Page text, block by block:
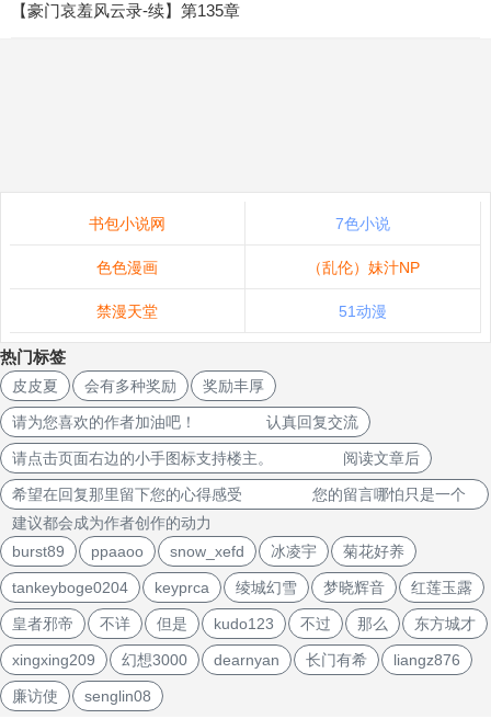
【豪门哀羞风云录-续】第135章
书包小说网 7色小说
色色漫画 （乱伦）妹汁NP
禁漫天堂 51动漫
热门标签
皮皮夏 会有多种奖励 奖励丰厚
请为您喜欢的作者加油吧！ 认真回复交流
请点击页面右边的小手图标支持楼主。 阅读文章后
希望在回复那里留下您的心得感受 您的留言哪怕只是一个
建议都会成为作者创作的动力
burst89
ppaaoo snow_xefd 冰凌宇 菊花好养
tankeyboge0204 keyprca 绫城幻雪 梦晓辉音 红莲玉露
皇者邪帝 不详 但是 kudo123 不过 那么 东方城才
xingxing209 幻想3000 dearnyan 长门有希 liangz876
廉访使 senglin08